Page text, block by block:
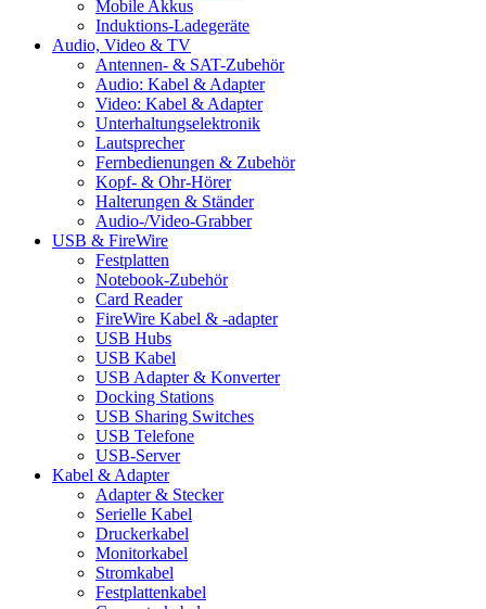
Mobile Akkus
Induktions-Ladegeräte
Audio, Video & TV
Antennen- & SAT-Zubehör
Audio: Kabel & Adapter
Video: Kabel & Adapter
Unterhaltungselektronik
Lautsprecher
Fernbedienungen & Zubehör
Kopf- & Ohr-Hörer
Halterungen & Ständer
Audio-/Video-Grabber
USB & FireWire
Festplatten
Notebook-Zubehör
Card Reader
FireWire Kabel & -adapter
USB Hubs
USB Kabel
USB Adapter & Konverter
Docking Stations
USB Sharing Switches
USB Telefone
USB-Server
Kabel & Adapter
Adapter & Stecker
Serielle Kabel
Druckerkabel
Monitorkabel
Stromkabel
Festplattenkabel